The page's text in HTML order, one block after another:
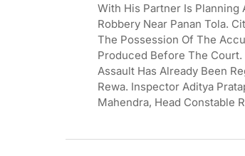
With His Partner Is Planning
Robbery Near Panan Tola.
The Possession Of The
Produced Before The
Assault Has Already Been
Rewa. Inspector Aditya
Mahendra, Head Constable